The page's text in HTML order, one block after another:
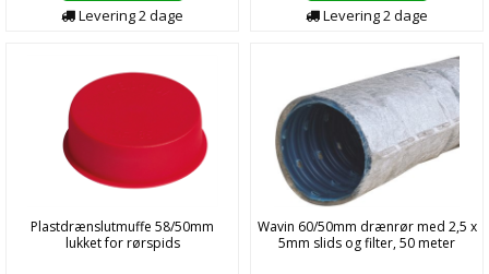
Levering2dage
Levering2dage
Plastdrænslutmuffe 58/50mm
lukket for rørspids
Wavin 60/50mm drænrør med 2,5 x
5mm slids og filter, 50 meter